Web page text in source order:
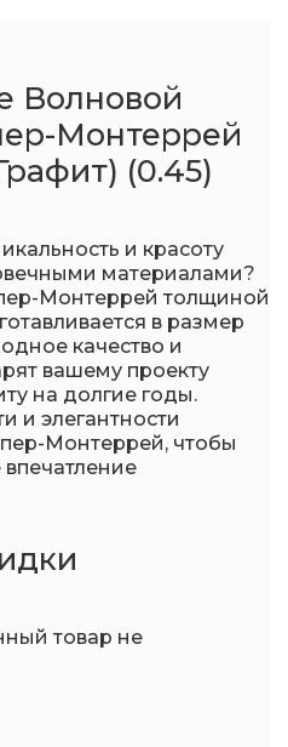
Волновой
Монтеррей
(0.45)
и красоту
материалами?
Монтеррей толщиной
в размер
качество и
вашему проекту
на долгие годы.
и элегантности
Монтеррей, чтобы
товар не